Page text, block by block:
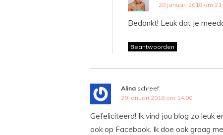
28 januari 2018 om
Bedankt! Leuk dat je
Beantwoorden
Alina schreef:
29 januari 2018 om 14:00
Gefeliciteerd! Ik vind jou blog zo leuk
ook op Facebook. Ik doe ook graag